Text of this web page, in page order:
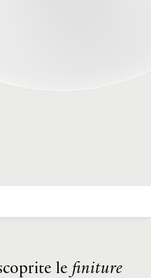
le finiture